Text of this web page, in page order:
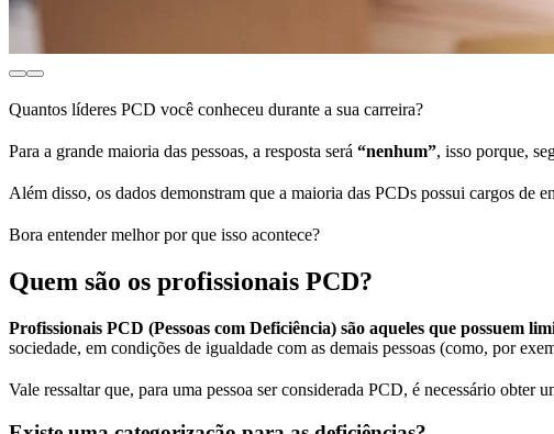
Quantos líderes PCD você conheceu durante a sua carreira?
Para a grande maioria das pessoas, a resposta será “nenhum”, isso porque,
Além disso, os dados demonstram que a maioria das PCDs possui cargos de
Bora entender melhor por que isso acontece?
Quem são os profissionais PCD?
Profissionais PCD (Pessoas com Deficiência) são aqueles que possuem
sociedade, em condições de igualdade com as demais pessoas (como, por
Vale ressaltar que, para uma pessoa ser considerada PCD, é necessário